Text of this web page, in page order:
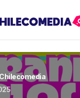
Chilecomedia